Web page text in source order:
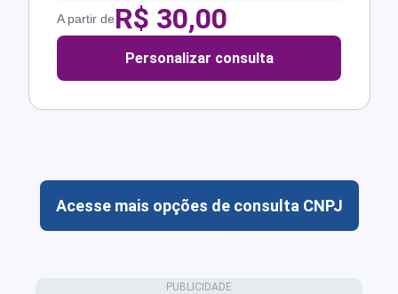
A partir deR$ 30,00
Personalizar consulta
Acesse mais opções de consulta CNPJ